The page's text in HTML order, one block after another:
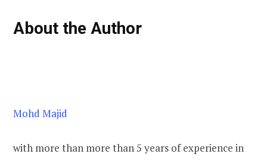
About the Author
Mohd Majid
with more than more than 5 years of experience in